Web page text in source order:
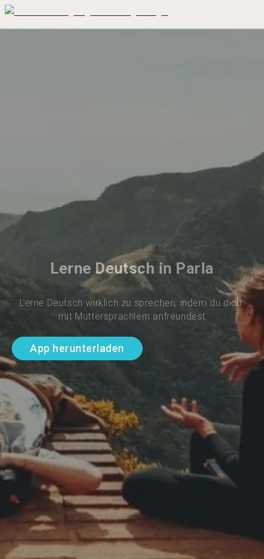
Lerne Deutsch in Parla
Lerne Deutsch wirklich zu sprechen, indem du dich
mit Muttersprachlern anfreundest
App herunterladen